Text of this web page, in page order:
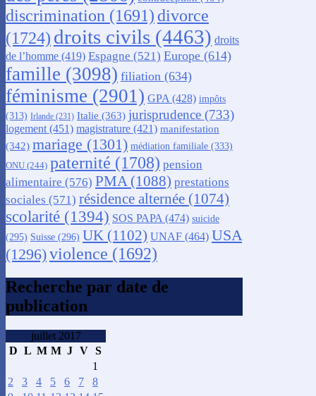
discrimination (1691) divorce
(1724) droits civils (4463) droits
de l’homme (419) Espagne (521) Europe (614)
famille (3098) filiation (634)
féminisme (2901) GPA (428) impôts
(313) Irlande (231) Italie (363) jurisprudence (733)
logement (451) magistrature (421) manifestation
(342) mariage (1301) médiation familiale (333)
ONU (244) paternité (1708) pension
alimentaire (576) PMA(1088) prestations
sociales (571) résidence alternée (1074)
scolarité (1394) SOS PAPA(474) suicide
(295) Suisse (296) UK (1102) UNAF (464) USA
(1296)violence (1692)
Recherche par date de
publication
juillet 2017
D L M M J V S
1
2
3 4 5 6 7
8